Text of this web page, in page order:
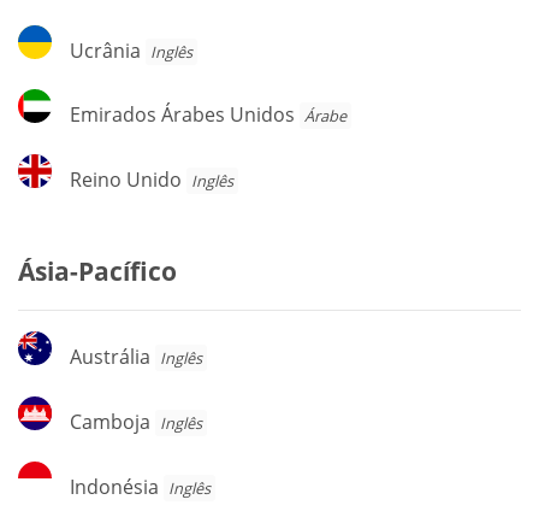
Ucrânia
Ucrânia Inglês
Emirados
Árabes
Emirados Árabes Unidos Árabe
Reino
Unido
Reino Unido Inglês
Ásia-Pacífico
Austrália
Austrália Inglês
Camboja
Camboja Inglês
Indonésia
Indonésia Inglês